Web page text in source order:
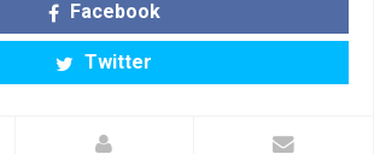
Facebook
Twitter